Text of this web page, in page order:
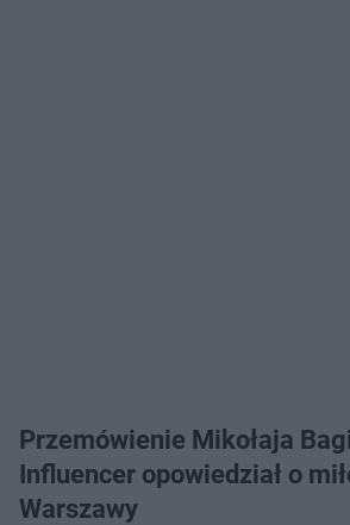
Przemówienie Mikołaja
Influencer opowiedział o
Warszawy